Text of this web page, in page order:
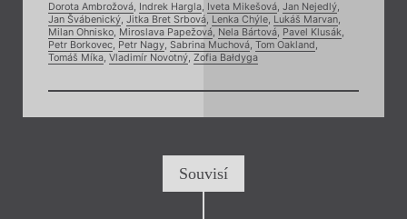
Dorota Ambrožová, Indrek Hargla, Iveta Mikešová, Jan Nejedlý,
Jan Švábenický, Jitka Bret Srbová, Lenka Chýle, Lukáš Marvan,
Milan Ohnisko, Miroslava Papežová, Nela Bártová, Pavel Klusák,
Petr Borkovec, Petr Nagy, Sabrina Muchová, Tom Oakland,
Tomáš Míka, Vladimír Novotný, Zofia Bałdyga
Souvisí